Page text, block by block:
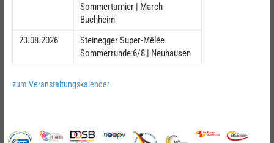
Sommerturnier | March-
Buchheim
23.08.2026
Steinegger Super-Mêlée
Sommerrunde 6/8 | Neuhausen
zum Veranstaltungskalender